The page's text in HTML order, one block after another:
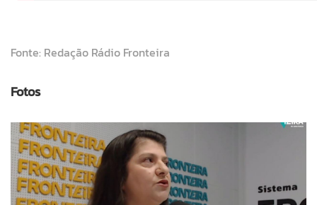
Fonte: Redação Rádio Fronteira
Fotos